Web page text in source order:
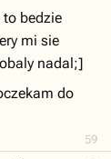
59
to bedzie
mi sie
nadal;]
do